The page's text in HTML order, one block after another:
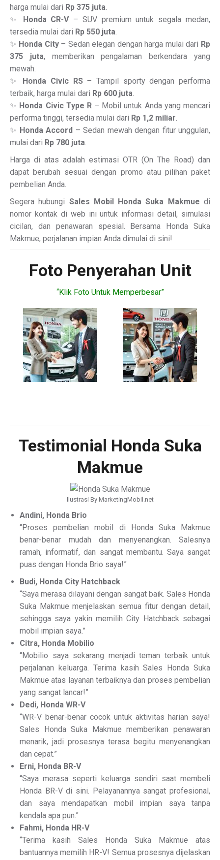
harga mulai dari Rp 375 juta.
✨ Honda CR-V– SUV premium untuk segala medan,
tersedia mulai dari Rp 550 juta.
✨ Honda City– Sedan elegan dengan harga mulai dari Rp
375 juta, memberikan pengalaman berkendara yang
mewah.
✨ Honda Civic RS– Tampil sporty dengan performa
terbaik, harga mulai dari Rp 600 juta.
✨ Honda Civic Type R– Mobil untuk Anda yang mencari
performa tinggi, tersedia mulai dari Rp 1,2 miliar.
✨ Honda Accord – Sedan mewah dengan fitur unggulan,
mulai dari Rp 780 juta.
Harga di atas adalah estimasi OTR (On The Road) dan
dapat berubah sesuai dengan promo atau pilihan paket
pembelian Anda.
Segera hubungi Sales Mobil Honda Suka Makmue di
nomor kontak di web ini untuk informasi detail, simulasi
cicilan, dan penawaran spesial. Bersama Honda Suka
Makmue, perjalanan impian Anda dimulai di sini!
Foto Penyerahan Unit
“Klik Foto Untuk Memperbesar”
Testimonial Honda Suka
Makmue
Ilustrasi By MarketingMobil.net
Andini, Honda Brio
“Proses pembelian mobil di Honda Suka Makmue
benar-benar mudah dan menyenangkan. Salesnya
ramah, informatif, dan sangat membantu. Saya sangat
puas dengan Honda Brio saya!”
Budi, Honda City Hatchback
“Saya merasa dilayani dengan sangat baik. Sales Honda
Suka Makmue menjelaskan semua fitur dengan detail,
sehingga saya yakin memilih City Hatchback sebagai
mobil impian saya.”
Citra, Honda Mobilio
“Mobilio saya sekarang menjadi teman terbaik untuk
perjalanan keluarga. Terima kasih Sales Honda Suka
Makmue atas layanan terbaiknya dan proses pembelian
yang sangat lancar!”
Dedi, Honda WR-V
“WR-V benar-benar cocok untuk aktivitas harian saya!
Sales Honda Suka Makmue memberikan penawaran
menarik, jadi prosesnya terasa begitu menyenangkan
dan cepat.”
Erni, Honda BR-V
“Saya merasa seperti keluarga sendiri saat membeli
Honda BR-V di sini. Pelayanannya sangat profesional,
dan saya mendapatkan mobil impian saya tanpa
kendala apa pun.”
Fahmi, Honda HR-V
“Terima kasih Sales Honda Suka Makmue atas
bantuannya memilih HR-V! Semua prosesnya dijelaskan